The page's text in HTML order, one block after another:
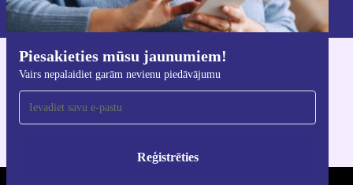
Piesakieties mūsu jaunumiem!
Vairs nepalaidiet garām nevienu piedāvājumu
Reģistrēties
Privātuma politikā.
Lejupielādējiet refurbed lietotni
iOS un Android ierīcēm